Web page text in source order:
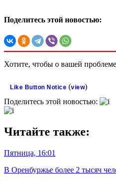
Поделитесь этой новостью:
Хотите, чтобы о вашей
Like Button Notice (view)
Поделитесь этой новостью:
Читайте также:
Пятница, 16:01
В Оренбуржье более 2 тысяч